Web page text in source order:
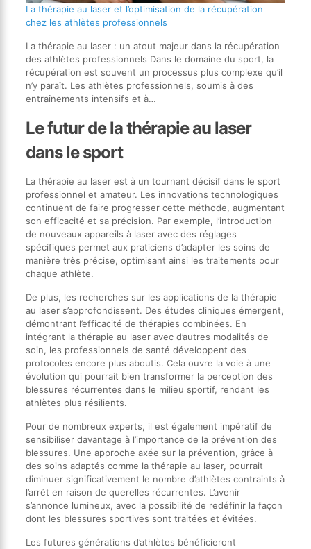
La thérapie au laser et l’optimisation de la récupération
chez les athlètes professionnels
La thérapie au laser : un atout majeur dans la récupération
des athlètes professionnels Dans le domaine du sport, la
récupération est souvent un processus plus complexe qu’il
n’y paraît. Les athlètes professionnels, soumis à des
entraînements intensifs et à…
Le futur de la thérapie au laser
dans le sport
La thérapie au laser est à un tournant décisif dans le sport
professionnel et amateur. Les innovations technologiques
continuent de faire progresser cette méthode, augmentant
son efficacité et sa précision. Par exemple, l’introduction
de nouveaux appareils à laser avec des réglages
spécifiques permet aux praticiens d’adapter les soins de
manière très précise, optimisant ainsi les traitements pour
chaque athlète.
De plus, les recherches sur les applications de la thérapie
au laser s’approfondissent. Des études cliniques émergent,
démontrant l’efficacité de thérapies combinées. En
intégrant la thérapie au laser avec d’autres modalités de
soin, les professionnels de santé développent des
protocoles encore plus aboutis. Cela ouvre la voie à une
évolution qui pourrait bien transformer la perception des
blessures récurrentes dans le milieu sportif, rendant les
athlètes plus résilients.
Pour de nombreux experts, il est également impératif de
sensibiliser davantage à l’importance de la prévention des
blessures. Une approche axée sur la prévention, grâce à
des soins adaptés comme la thérapie au laser, pourrait
diminuer significativement le nombre d’athlètes contraints à
l’arrêt en raison de querelles récurrentes. L’avenir
s’annonce lumineux, avec la possibilité de redéfinir la façon
dont les blessures sportives sont traitées et évitées.
Les futures générations d’athlètes bénéficieront